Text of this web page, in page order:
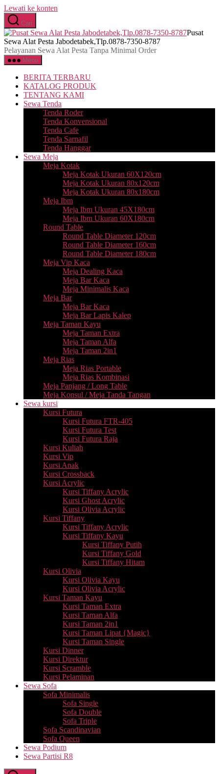
Lewati ke konten
Cari
Pusat
Sewa Alat Pesta Jabodetabek,Tlp.0878-7350-8787
Pelayanan Sewa Alat Pesta Tanpa Minimal Order
Menu
BERITA TERBARU
KATALOG PRODUK
TENTANG KAMI
Sewa Tenda
Tenda Roder
Tenda Konvensional
Tenda Cafe
Tenda Sarnafil
Tenda Hanggar
Sewa Meja
Meja Kotak
Meja Kotak Ukuran 60X120cm
Meja Kotak Ukuran 80x120cm
Meja Kotak Ukuran 80x180cm
Meja Ibm
Meja Ibm Ukuran 45X180cm
Meja Ibm Ukuran 60X180cm
Round Table
Round Table Diameter 120cm
Round Table Diameter 160cm
Round Table Diameter 180cm
Meja Vip Kaca
Meja Dealing Kaca
Meja Bar Kaca
Meja Minimalis Kaca
Meja Bar
Meja Bar Kaca
Meja Bar Lapis Kalep
Meja Taman Kayu
Meja Taman Extra
Meja Taman Alfa
Meja Taman 2in1
Meja Rias
Meja Rias Portable
Meja Rias Kombinasi
Meja Panjang / Long Table
Meja Konsul / Meja Tanda Tangan
Sewa kursi
Kursi Futura
Kursi Futura FTR-405
Kursi Futura Test
Kursi Futura Raja
Kursi Kuliah
Kursi Vip
Kursi Anak
Kursi Crossback
Kursi Acrylic
Kursi Tiffany Acrylic
Kursi Ghost Acrylic
Kursi Olivia Acrylic
Kursi Tiffany
Kursi Tiffany Acrylic
Kursi Tiffany Kayu
Kursi Tiffany Putih
Kursi Tiffany Gold
Kursi Tiffany Hitam
Kursi Olivia
Kursi Olivia Kayu
Kursi Olivia Acrylic
Kursi Taman Kayu
Kursi Taman Extra
Kursi Taman Alfa
Kursi Taman 2in1
Kursi Taman Lipat {Magic}
Kursi Taman Single
Kursi Dinner
Kursi Direktur
Kursi Scramble
Kursi Pelaminan
Sewa Sofa
Sofa Minimalis
Sofa Single
Sofa Double
Sofa Triple
Sofa Scandinavian
Sofa Queen
Sewa Podium
Sewa Partisi R8